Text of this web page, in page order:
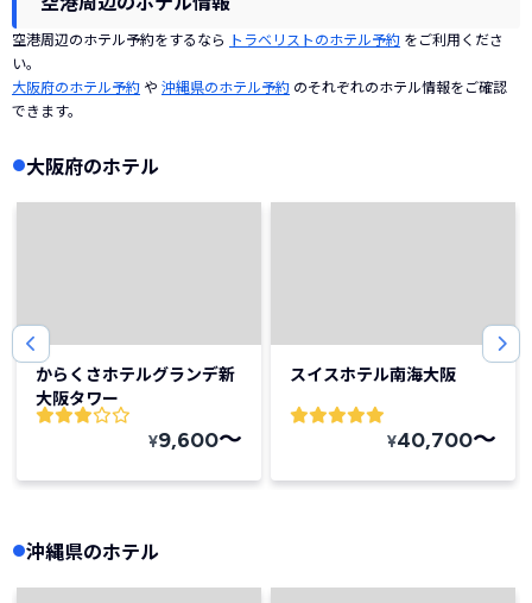
空港周辺のホテル予約をするなら トラベリストのホテル予約 をご利用くださ
い。
大阪府のホテル予約 や 沖縄県のホテル予約 のそれぞれのホテル情報をご確認
できます。
大阪府のホテル
からくさホテルグランデ新
大阪タワー
¥9,600〜
スイスホテル南海大阪
¥40,700〜
沖縄県のホテル